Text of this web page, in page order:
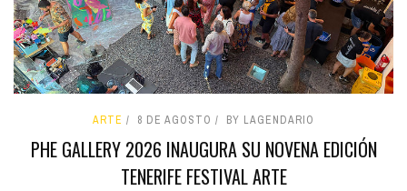
ARTE 8 DE AGOSTO BY LAGENDARIO
PHE GALLERY 2026 INAUGURA SU NOVENA EDICIÓN
TENERIFE FESTIVAL ARTE